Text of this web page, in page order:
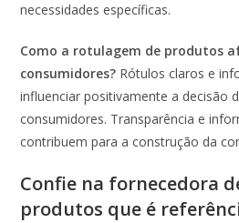
necessidades específicas.
Como a rotulagem de produtos
consumidores? Rótulos claros e
influenciar positivamente a decisão
consumidores. Transparência e
contribuem para a construção da
Confie na fornecedora
produtos que é